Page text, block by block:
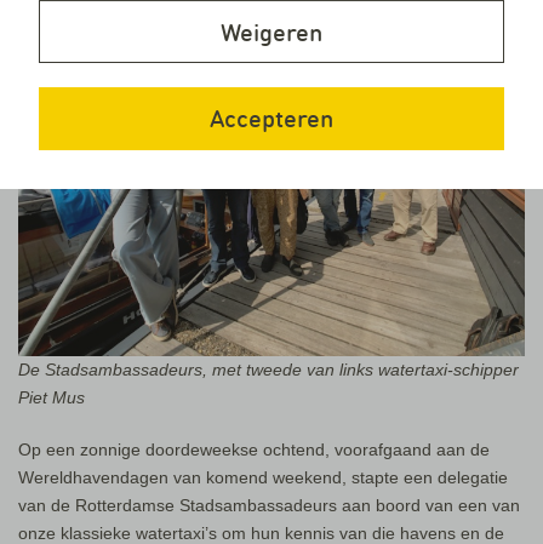
De Stadsambassadeurs, met tweede van links watertaxi-schipper
Piet Mus
Op een zonnige doordeweekse ochtend, voorafgaand aan de
Wereldhavendagen van komend weekend, stapte een delegatie
van de Rotterdamse Stadsambassadeurs aan boord van een van
onze klassieke watertaxi’s om hun kennis van die havens en de
Weigeren
Accepteren